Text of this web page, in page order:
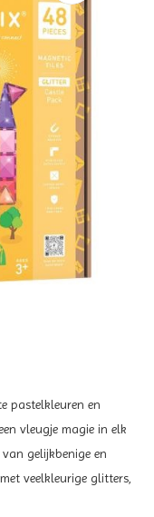
pastelkleuren en
vleugje magie in elk
gelijkbenige en
veelkleurige glitters,